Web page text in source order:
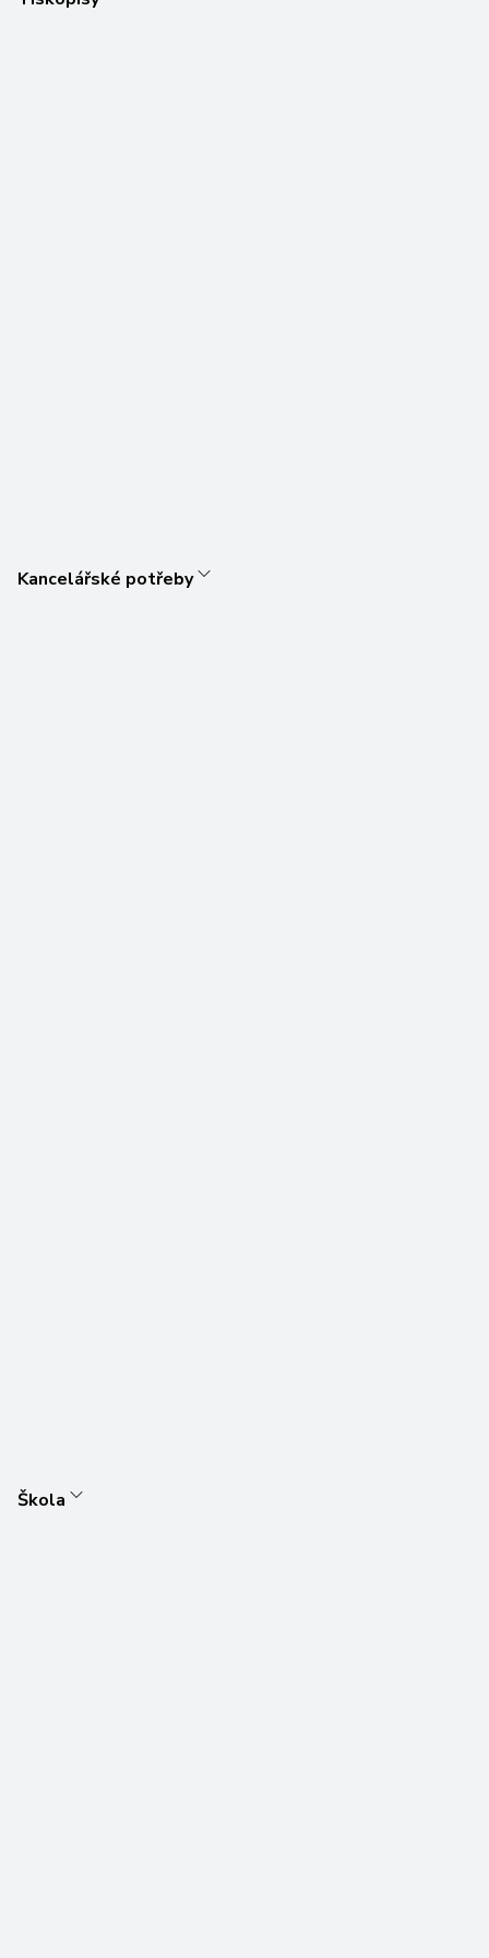
Kancelářské potřeby
Škola